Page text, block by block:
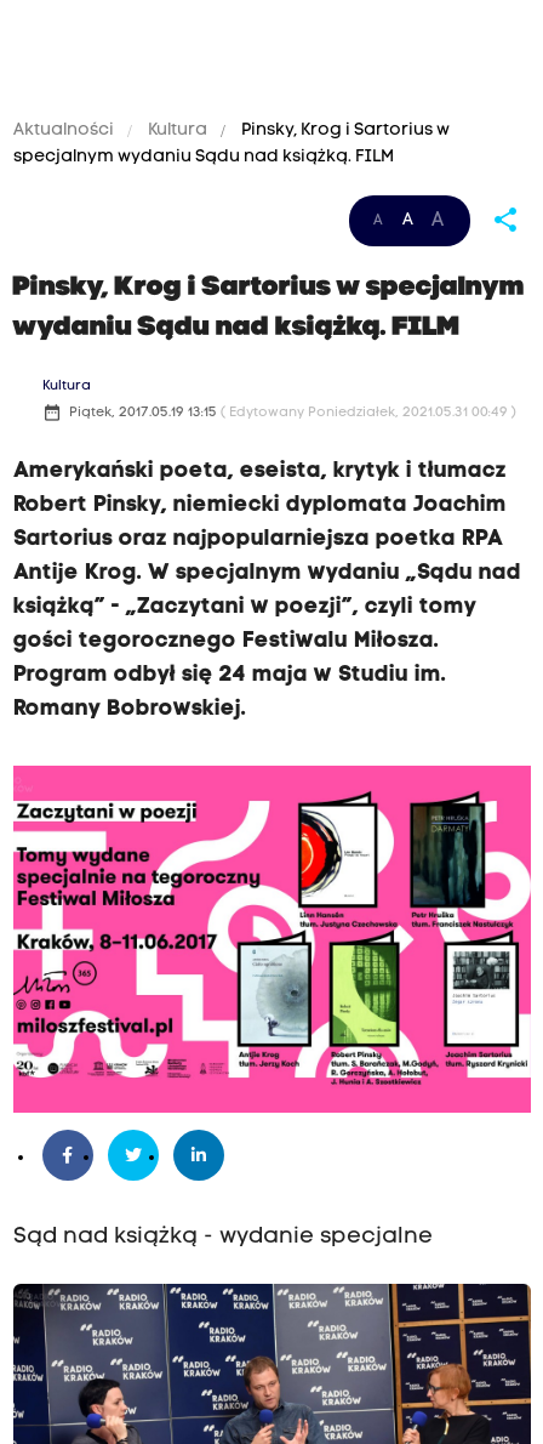
Aktualności Kultura
Pinsky, Krog i Sartorius w
specjalnym wydaniu Sądu nad książką. FILM
A A A share
Pinsky, Krog i Sartorius w specjalnym
wydaniu Sądu nad książką. FILM
Kultura
date_range Piątek, 2017.05.19 13:15 ( Edytowany Poniedziałek, 2021.05.31 00:49 )
Amerykański poeta, eseista, krytyk i tłumacz
Robert Pinsky, niemiecki dyplomata Joachim
Sartorius oraz najpopularniejsza poetka RPA
Antije Krog. W specjalnym wydaniu „Sądu nad
książką” - „Zaczytani w poezji”, czyli tomy
gości tegorocznego Festiwalu Miłosza.
Program odbył się 24 maja w Studiu im.
Romany Bobrowskiej.
Sąd nad książką - wydanie specjalne